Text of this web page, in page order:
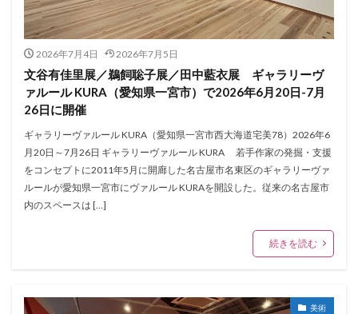
2026年7月4日 2026年7月5日
文谷有佳里展／鵜飼聡子展／田中藍衣展 ギャラリーヴ
ァルール KURA（愛知県一宮市）で2026年6月20日-7月
26日に開催
ギャラリーヴァルール KURA（愛知県一宮市西大海道宅美78）2026年6
月20日～7月26日 ギャラリーヴァルール KURA 若手作家の発掘・支援
をコンセプトに2011年5月に開廊した名古屋市名東区のギャラリーヴァ
ルールが愛知県一宮市にヴァルール KURAを開設した。従来の名古屋市
内のスペースは […]
続きを読む
美術